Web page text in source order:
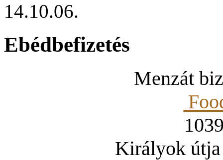
14.10.06.
Ebédbefizetés
Menzát
Királyok útja